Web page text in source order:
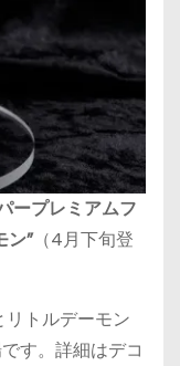
ープレミアムフ
ン”（4月下旬登
トルデーモン
す。詳細はデコ